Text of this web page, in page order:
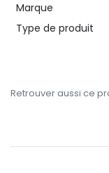
Marque
Type de produit
Retrouver aussi ce